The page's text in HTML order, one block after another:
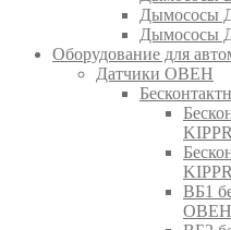
Дымососы
Дымососы
Оборудование для
Датчики ОВЕН
ВБ1
ОВЕН